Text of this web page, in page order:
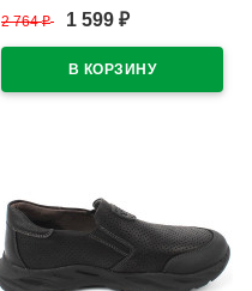
искусственная кожа +
подклада размер 32-37 арт.AL
7082
2 764₽ 1 599 ₽